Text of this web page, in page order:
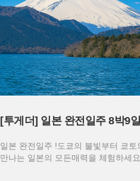
[투게더] 일본 완전일주 8박9일
일본 완전일주 !도쿄의 불빛부터 쿄
만나는 일본의 모든매력을 체험하세요.